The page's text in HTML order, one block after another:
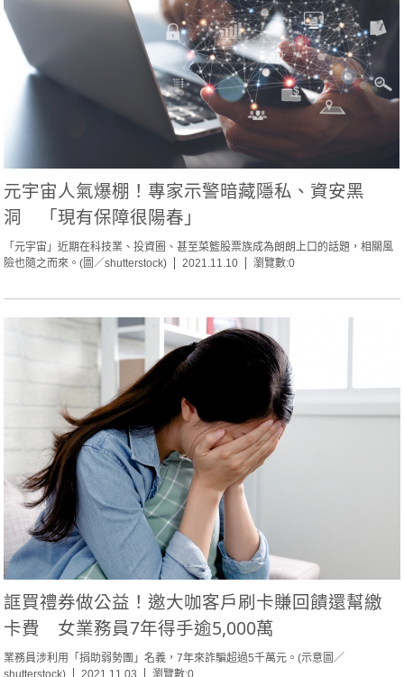
元宇宙人氣爆棚！專家示警暗藏隱私、資安黑
洞 「現有保障很陽春」
「元宇宙」近期在科技業、投資圈、甚至菜籃股票族成為朗朗上口的話題，相關風
險也隨之而來。(圖／shutterstock)
2021.11.10 瀏覽數:0
誆買禮券做公益！邀大咖客戶刷卡賺回饋還幫繳
卡費 女業務員7年得手逾5,000萬
業務員涉利用「捐助弱勢團」名義，7年來詐騙超過5千萬元。(示意圖／
shutterstock)
2021.11.03 瀏覽數:0